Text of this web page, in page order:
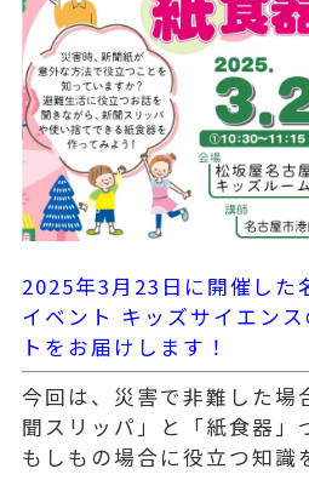
2025年3月23日に開催した
イベント キッズサイエン
トをお届けします！
今回は、災害で非難した場
聞スリッパ」と「紙食器」
もしもの場合に役立つ知識